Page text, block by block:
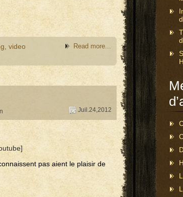
video
Read more...
Juil.24,2012
pas aient le plaisir de